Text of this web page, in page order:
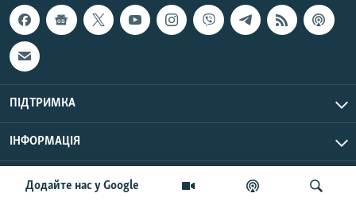
Додайте нас у Google
ПІДТРИМКА
ІНФОРМАЦІЯ
© Радіо Свобода, 2026 | Усі права застережено.
UTC+3